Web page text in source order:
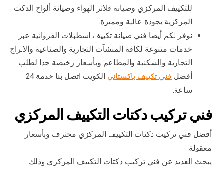
للتكييف المركزي وصيانة فلاتر الهواء وصيانة ألواح الدكت
المركزية بجودة عالية ومميزة.
نوفر لكم أيضا فني صيانة تكييف اسطبلات الفروانية عبر
خدمات متنوعة لكافة المنشآت التجارية والصناعية والابراج
التجارية والسكنية والمطاعم وبأسعار رخيصة جدا لطلب
أفضل فني تكييف باكستاني
الكويت اتصل بنا خدمة 24
ساعة.
فني تركيب دكتات التكييف المركزي
أفضل فني تركيب دكتات التكييف المركزي محترف وبأسعار
معقولة
يبحث العديد عن فني تركيب دكتات التكييف المركزي وذلك